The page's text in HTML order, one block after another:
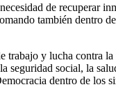
de
también dentro
trabajo y lucha contra
seguridad social, la
dentro de los